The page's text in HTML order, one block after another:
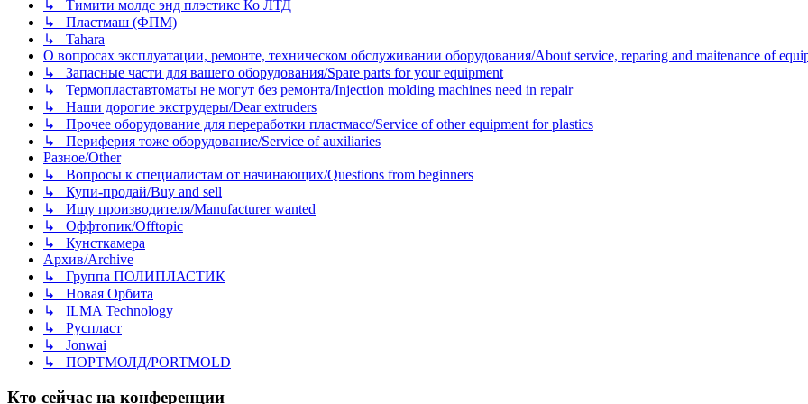
↳ Тимити молдс энд плэстикс Ко ЛТД
↳ Пластмаш (ФПМ)
↳ Tahara
О вопросах эксплуатации, ремонте, техническом обслуживании оборудования/About service, reparing and maitenance of
↳ Запасные части для вашего оборудования/Spare parts for your equipment
↳ Термопластавтоматы не могут без ремонта/Injection molding machines need in repair
↳ Наши дорогие экструдеры/Dear extruders
↳ Прочее оборудование для переработки пластмасс/Service of other equipment for plastics
↳ Периферия тоже оборудование/Service of auxiliaries
Разное/Other
↳ Вопросы к специалистам от начинающих/Questions from beginners
↳ Купи-продай/Buy and sell
↳ Ищу производителя/Manufacturer wanted
↳ Оффтопик/Offtopic
↳ Кунсткамера
Архив/Archive
↳ Группа ПОЛИПЛАСТИК
↳ Новая Орбита
↳ ILMA Technology
↳ Руспласт
↳ Jonwai
↳ ПОРТМОЛД/PORTMOLD
Кто сейчас на конференции